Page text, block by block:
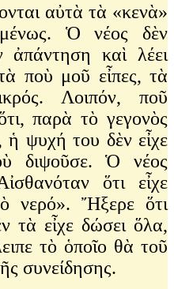
αὐτὰ τὰ «κενὰ»
Ὁ νέος δὲν
ἀπάντηση καὶ λέει
ποὺ μοῦ εἶπες, τὰ
Λοιπόν, ποῦ
παρὰ τὸ γεγονὸς
ἡ ψυχή του δὲν εἶχε
διψοῦσε. Ὁ νέος
ὅτι εἶχε
νερό». Ἤξερε ὅτι
τὰ εἶχε δώσει ὅλα,
τὸ ὁποῖο θὰ τοῦ
συνείδησης.